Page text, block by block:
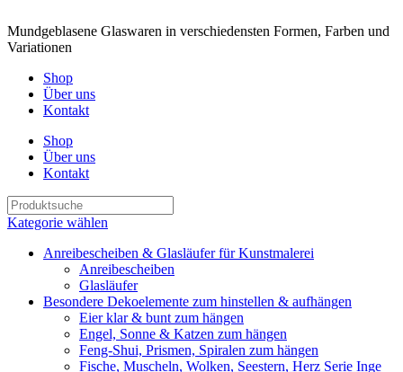
Mundgeblasene Glaswaren in verschiedensten Formen, Farben und
Variationen
Shop
Über uns
Kontakt
Shop
Über uns
Kontakt
Kategorie wählen
Anreibescheiben & Glasläufer für Kunstmalerei
Anreibescheiben
Glasläufer
Besondere Dekoelemente zum hinstellen & aufhängen
Eier klar & bunt zum hängen
Engel, Sonne & Katzen zum hängen
Feng-Shui, Prismen, Spiralen zum hängen
Fische, Muscheln, Wolken, Seestern, Herz Serie Inge